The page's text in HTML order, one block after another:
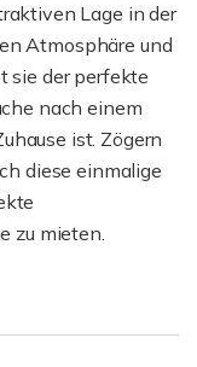
Lage in der
Atmosphäre und
sie der perfekte
nach einem
ist. Zögern
diese einmalige
zu mieten.